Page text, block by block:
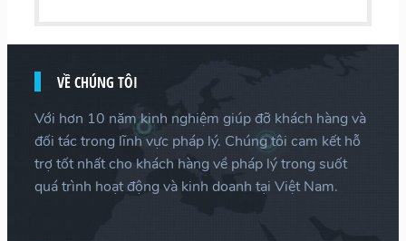
VỀ CHÚNG TÔI
Với hơn 10 năm kinh nghiệm giúp đỡ khách hàng và
đối tác trong lĩnh vực pháp lý. Chúng tôi cam kết hỗ
trợ tốt nhất cho khách hàng về pháp lý trong suốt
quá trình hoạt động và kinh doanh tại Việt Nam.